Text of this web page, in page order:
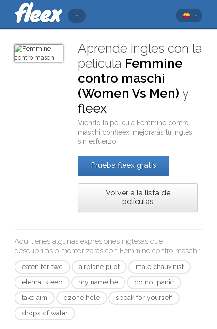
Aprende inglés con la
película Femmine
contro maschi
(Women Vs Men) y
fleex
Viendo la película Femmine contro
maschi confleex , mejorarás tu inglés
sin esfuerzo
Prueba fleex gratis
Volver a la lista de
películas
Aquí tienes algunas expresiones inglesas que
descubrirás o memorizarás con Femmine contro maschi:
eaten for two airplane pilot
male chauvinist
eternal sleep
my name be
do not panic
take aim
ozone hole
speak for yourself
drops of water